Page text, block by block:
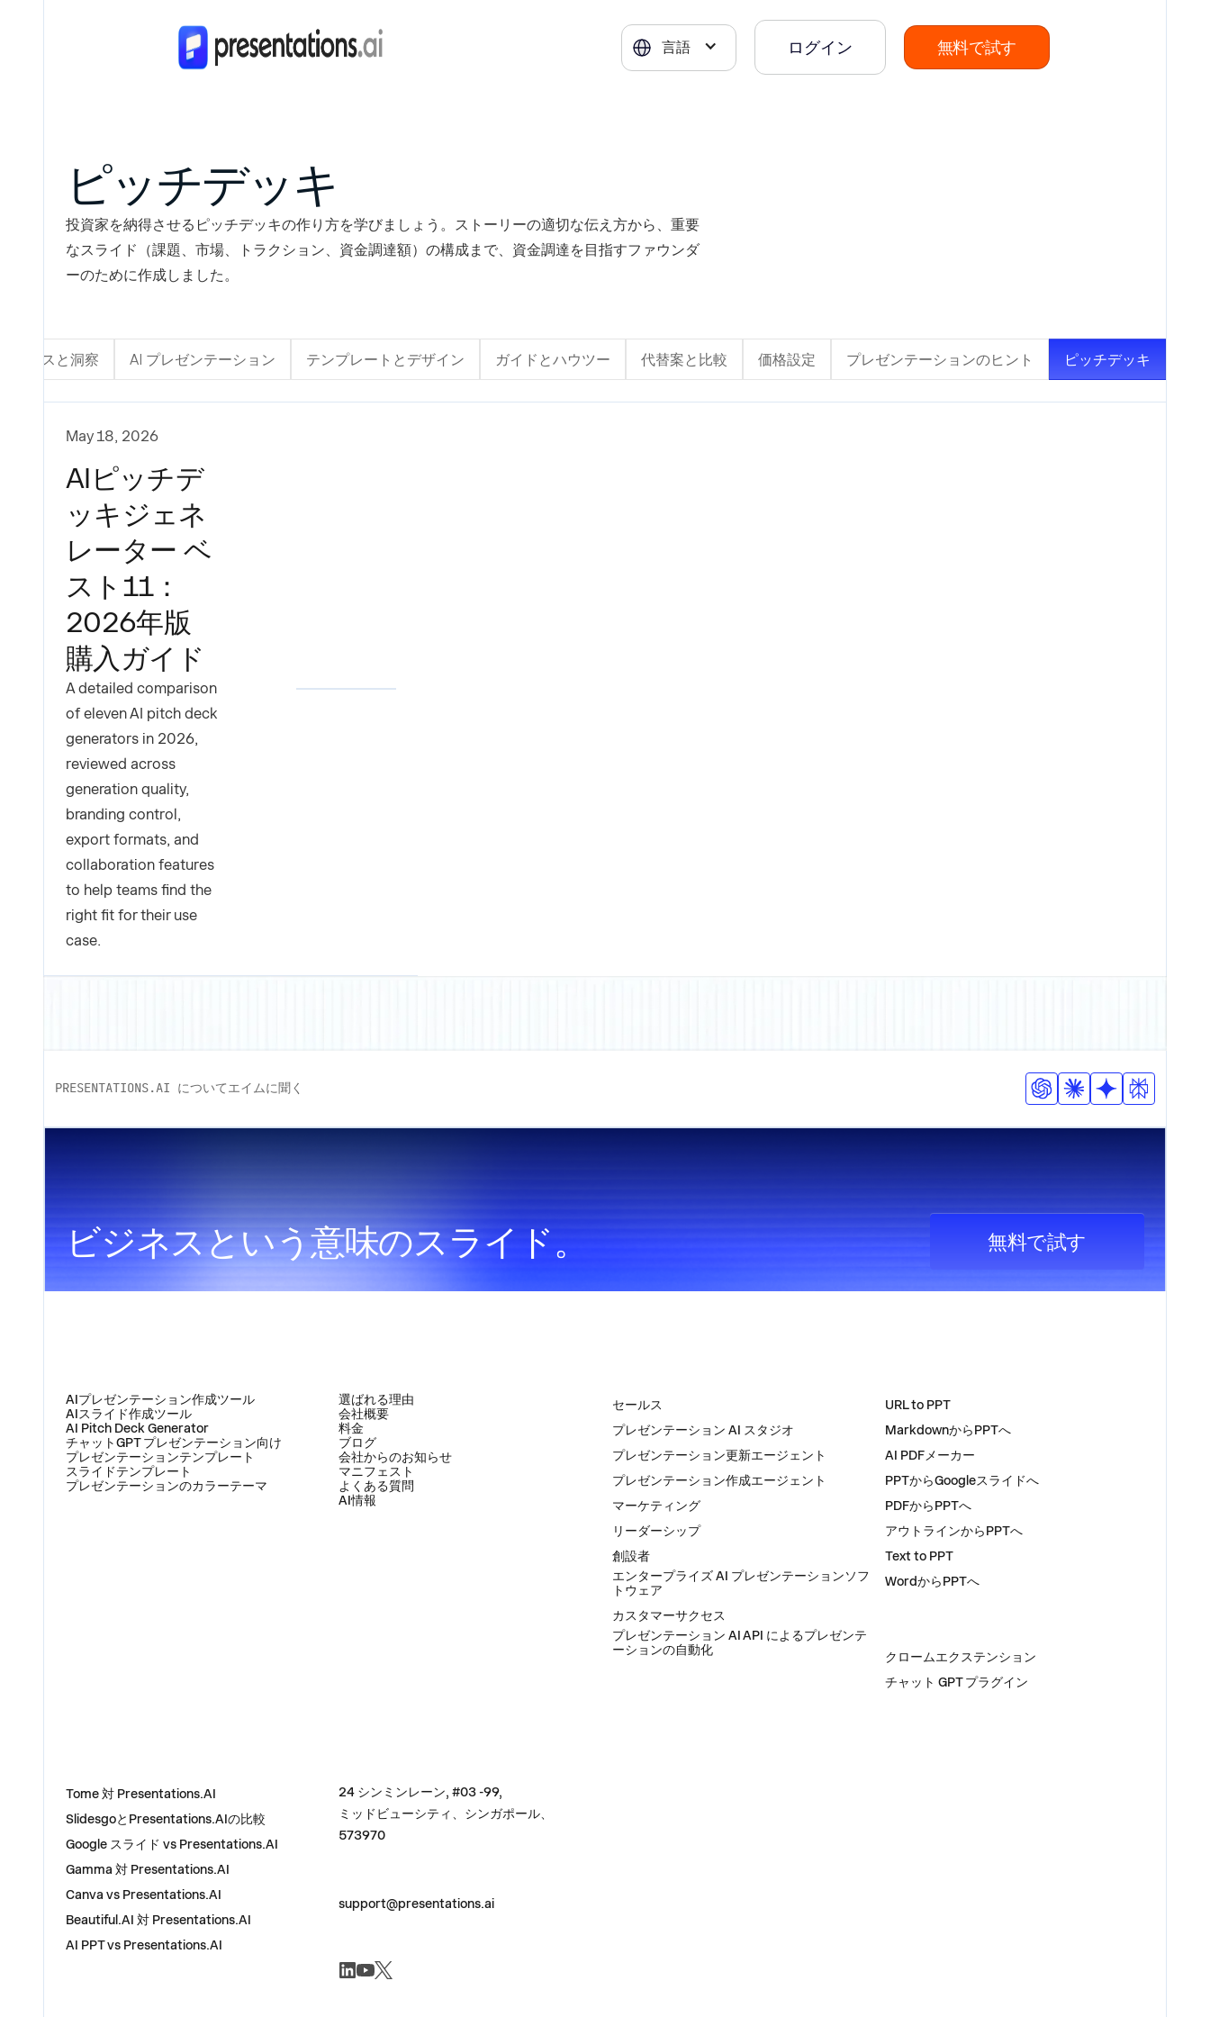
言語 ログイン 無料で試す
ピッチデッキ
投資家を納得させるピッチデッキの作り方を学びましょう。ストーリーの適切な伝え方から、重要
なスライド（課題、市場、トラクション、資金調達額）の構成まで、資金調達を目指すファウンダ
ーのために作成しました。
ュースと洞察 AI プレゼンテーション テンプレートとデザイン ガイドとハウツー 代替案と比較 価格設定 プレゼンテーションのヒント ピッチデッキ
May 18, 2026
AIピッチデ
ッキジェネ
レーター ベ
スト11：
2026年版
購入ガイド
A detailed comparison
of eleven AI pitch deck
generators in 2026,
reviewed across
generation quality,
branding control,
export formats, and
collaboration features
to help teams find the
right fit for their use
case.
PRESENTATIONS.AI についてエイムに聞く
ビジネスという意味のスライド。 無料で試す
AIプレゼンテーション作成ツール
AIスライド作成ツール
AI Pitch Deck Generator
チャットGPT プレゼンテーション向け
プレゼンテーションテンプレート
スライドテンプレート
プレゼンテーションのカラーテーマ
選ばれる理由
会社概要
料金
ブログ
会社からのお知らせ
マニフェスト
よくある質問
AI情報
セールス
プレゼンテーション AI スタジオ
プレゼンテーション更新エージェント
プレゼンテーション作成エージェント
マーケティング
リーダーシップ
創設者
エンタープライズ AI プレゼンテーションソフ
トウェア
カスタマーサクセス
プレゼンテーション AI API によるプレゼンテ
ーションの自動化
URL to PPT
MarkdownからPPTへ
AI PDFメーカー
PPTからGoogleスライドへ
PDFからPPTへ
アウトラインからPPTへ
Text to PPT
WordからPPTへ
クロームエクステンション
チャット GPT プラグイン
Tome 対 Presentations.AI
SlidesgoとPresentations.AIの比較
Google スライド vs Presentations.AI
Gamma 対 Presentations.AI
Canva vs Presentations.AI
Beautiful.AI 対 Presentations.AI
AI PPT vs Presentations.AI
24 シンミンレーン, #03 -99,
ミッドビューシティ、シンガポール、
573970
support@presentations.ai